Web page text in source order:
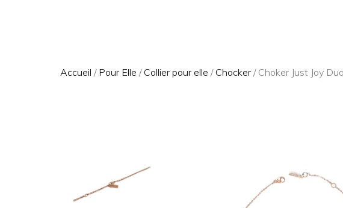
Accueil / Pour Elle / Collier pour elle / Chocker / Choker Just Joy